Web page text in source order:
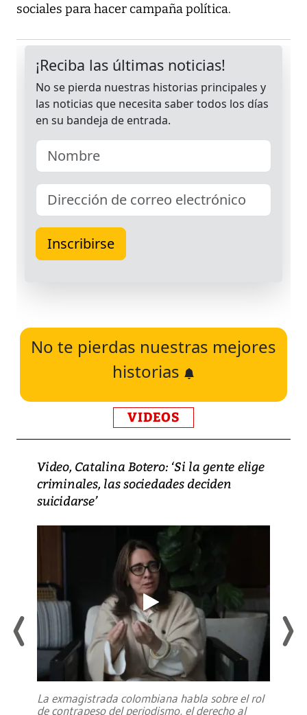
sociales para hacer campaña política.
No te pierdas nuestras mejores
historias
VIDEOS
Video, Catalina Botero: ‘Si la gente elige
criminales, las sociedades deciden
suicidarse’
La exmagistrada colombiana habla sobre el rol
de contrapeso del periodismo, el derecho al